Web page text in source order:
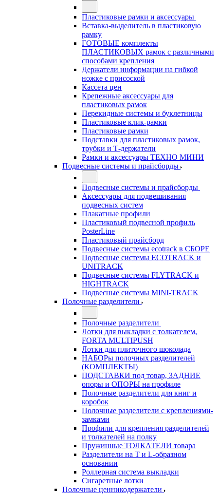
Пластиковые рамки и аксессуары
Вставка-выделитель в пластиковую
рамку
ГОТОВЫЕ комплекты
ПЛАСТИКОВЫХ рамок с различными
способами крепления
Держатели информации на гибкой
ножке с присоской
Кассета цен
Крепежные аксессуары для
пластиковых рамок
Перекидные системы и буклетницы
Пластиковые клик-рамки
Пластиковые рамки
Подставки для пластиковых рамок,
трубки и Т-держатели
Рамки и аксессуары ТЕХНО МИНИ
Подвесные системы и прайсборды
Подвесные системы и прайсборды
Аксессуары для подвешивания
подвесных систем
Плакатные профили
Пластиковый подвесной профиль
PosterLine
Пластиковый прайсборд
Подвесные системы ecotrack в СБОРЕ
Подвесные системы ECOTRACK и
UNITRACK
Подвесные системы FLYTRACK и
HIGHTRACK
Подвесные системы MINI-TRACK
Полочные разделители
Полочные разделители
Лотки для выкладки с толкателем,
FORTA MULTIPUSH
Лотки для плиточного шоколада
НАБОРы полочных разделителей
(КОМПЛЕКТЫ)
ПОДСТАВКИ под товар, ЗАДНИЕ
опоры и ОПОРЫ на профиле
Полочные разделители для книг и
коробок
Полочные разделители с креплениями-
замками
Профили для крепления разделителей
и толкателей на полку
Пружинные ТОЛКАТЕЛИ товара
Разделители на Т и L-образном
основании
Роллерная система выкладки
Сигаретные лотки
Полочные ценникодержатели